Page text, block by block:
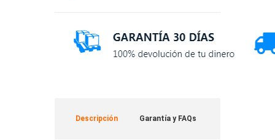
Descripción Garantía y FAQs